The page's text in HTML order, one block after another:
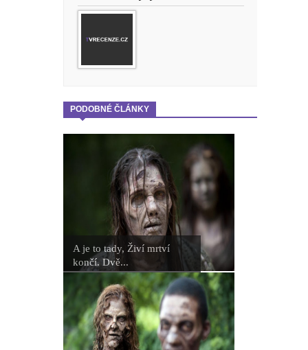
PODOBNÉ ČLÁNKY
A je to tady, Živí mrtví
končí. Dvě...